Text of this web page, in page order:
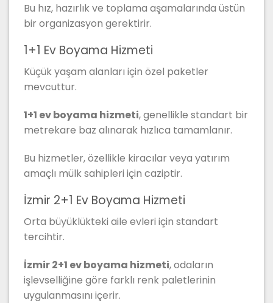
Bu hız, hazırlık ve toplama aşamalarında üstün
bir organizasyon gerektirir.
1+1 Ev Boyama Hizmeti
Küçük yaşam alanları için özel paketler
mevcuttur.
1+1 ev boyama hizmeti, genellikle standart bir
metrekare baz alınarak hızlıca tamamlanır.
Bu hizmetler, özellikle kiracılar veya yatırım
amaçlı mülk sahipleri için caziptir.
İzmir 2+1 Ev Boyama Hizmeti
Orta büyüklükteki aile evleri için standart
tercihtir.
İzmir 2+1 ev boyama hizmeti, odaların
işlevselliğine göre farklı renk paletlerinin
uygulanmasını içerir.